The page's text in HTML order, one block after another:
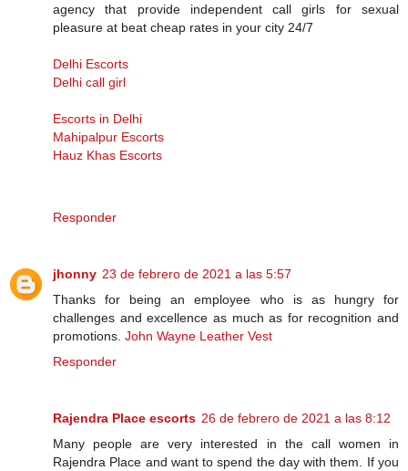
agency that provide independent call girls for sexual
pleasure at beat cheap rates in your city 24/7
Delhi Escorts
Delhi call girl
Escorts in Delhi
Mahipalpur Escorts
Hauz Khas Escorts
Responder
jhonny 23 de febrero de 2021 a las 5:57
Thanks for being an employee who is as hungry for
challenges and excellence as much as for recognition and
promotions. John Wayne Leather Vest
Responder
Rajendra Place escorts 26 de febrero de 2021 a las 8:12
Many people are very interested in the call women in
Rajendra Place and want to spend the day with them. If you